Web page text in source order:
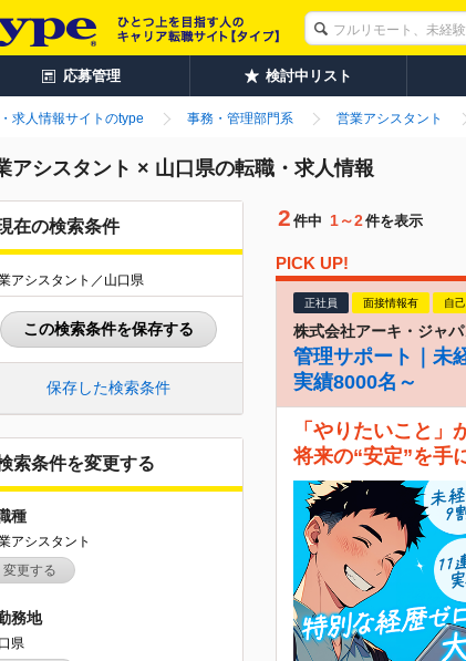
応募管理 検討中リスト
求人情報サイトのtype 事務・管理部門系 営業アシスタント
アシスタント × 山口県の転職・求人情報
在の検索条件
アシスタント／山口県
この検索条件を保存する
保存した検索条件
索条件を変更する
種
アシスタント
変更する
務地
県
2 件中 1～2件を表示
PICK UP!
正社員 面接情報有 自
株式会社アーキ・ジャ
管理サポート｜未
実績8000名～
「やりたいこと
将来の“安定”を手